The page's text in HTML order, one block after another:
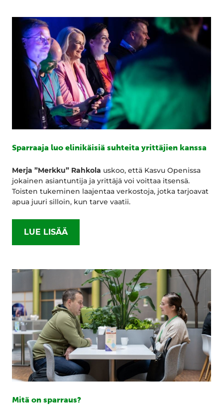
Sparraaja luo elinikäisiä suhteita yrittäjien kanssa
Merja ”Merkku” Rahkola uskoo, että Kasvu Openissa
jokainen asiantuntija ja yrittäjä voi voittaa itsensä.
Toisten tukeminen laajentaa verkostoja, jotka tarjoavat
apua juuri silloin, kun tarve vaatii.
LUE LISÄÄ
Mitä on sparraus?